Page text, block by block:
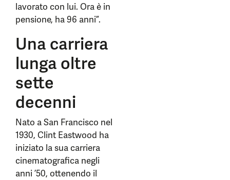
lavorato con lui. Ora è in
pensione, ha 96 anni”.
Una carriera
lunga oltre
sette
decenni
Nato a San Francisco nel
1930, Clint Eastwood ha
iniziato la sua carriera
cinematografica negli
anni ’50, ottenendo il